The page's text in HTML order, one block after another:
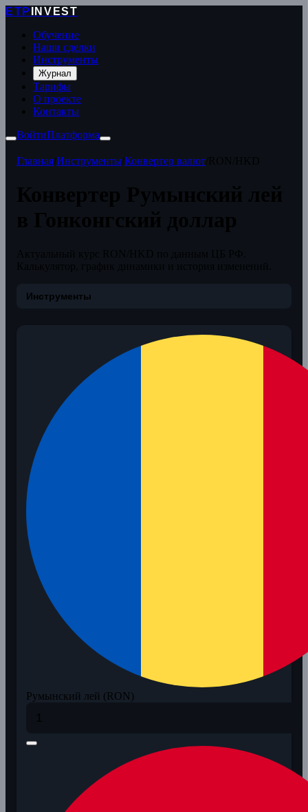
ETP
INVEST
Обучение
Наши сделки
Инструменты
Журнал
Тарифы
О проекте
Контакты
ВойтиПлатформа
Главная Инструменты Конвертер валют
Инструменты
Румынский лей (RON)